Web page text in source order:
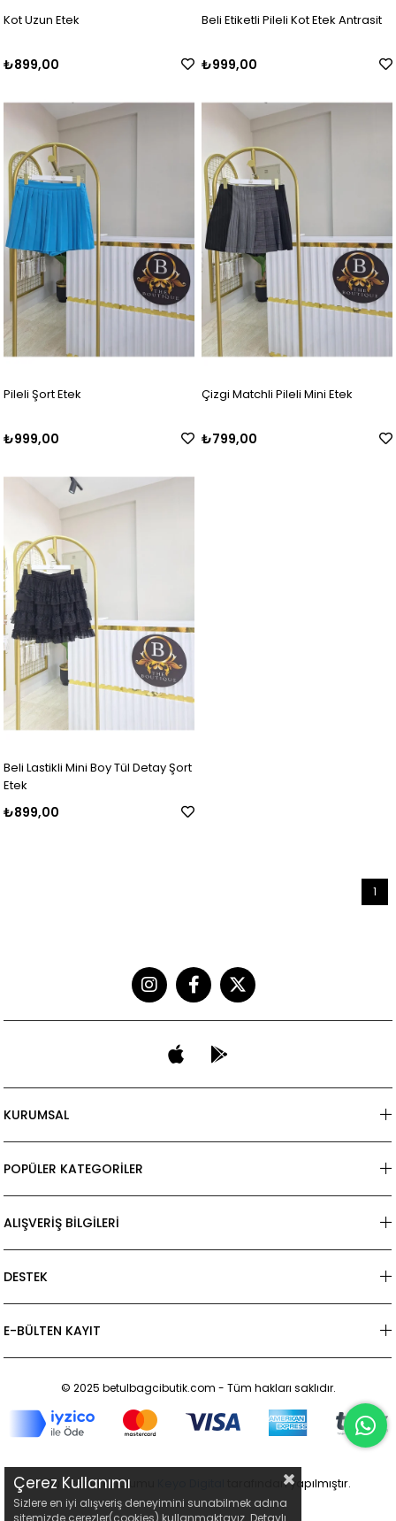
Kot Uzun Etek
₺899,00
Beli Etiketli Pileli Kot Etek Antrasit
₺999,00
Pileli Şort Etek
₺999,00
Çizgi Matchli Pileli Mini Etek
₺799,00
Beli Lastikli Mini Boy Tül Detay Şort
Etek
₺899,00
1
KURUMSAL
POPÜLER KATEGORİLER
ALIŞVERİŞ BİLGİLERİ
DESTEK
E-BÜLTEN KAYIT
© 2025 betulbagcibutik.com - Tüm hakları saklıdır.
Bu sitenin kurulumu tarafından yapılmıştır.
Çerez Kullanımı
Sizlere en iyi alışveriş deneyimini sunabilmek adına
sitemizde çerezler(cookies) kullanmaktayız. Detaylı